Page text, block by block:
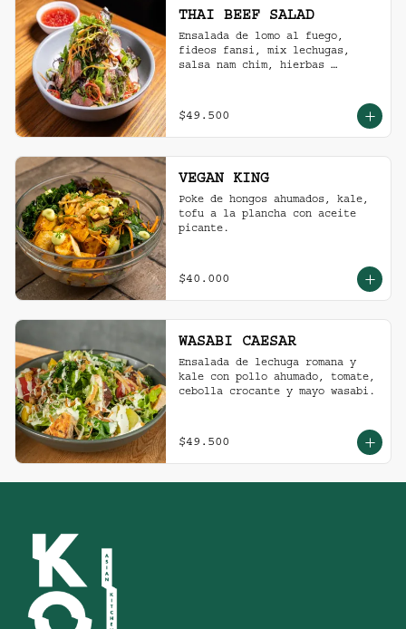
THAI BEEF SALAD
Ensalada de lomo al fuego,
fideos fansi, mix lechugas,
salsa nam chim, hierbas
tostado.
$49.500
VEGAN KING
Poke de hongos ahumados, kale,
tofu a la plancha con aceite
picante.
$40.000
WASABI CAESAR
Ensalada de lechuga romana y
kale con pollo ahumado, tomate,
cebolla crocante y mayo wasabi.
$49.500